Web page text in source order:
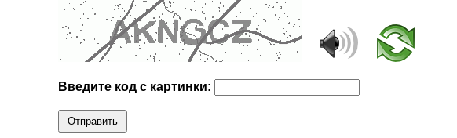
Введите код с картинки:
Отправить